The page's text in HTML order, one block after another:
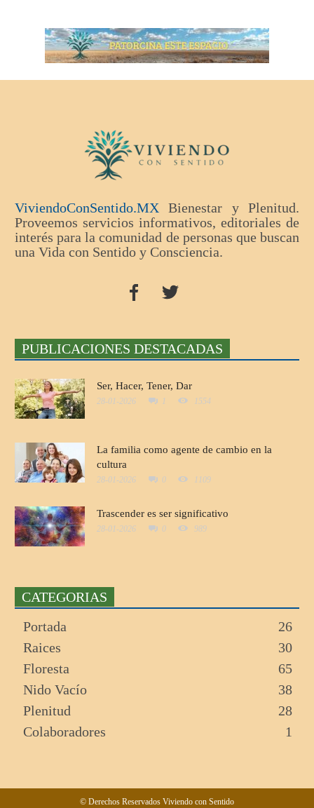
ViviendoConSentido.MX Bienestar y Plenitud.
Proveemos servicios informativos, editoriales de
interés para la comunidad de personas que buscan
una Vida con Sentido y Consciencia.
PUBLICACIONES DESTACADAS
Ser, Hacer, Tener, Dar
28-01-2026 1 1554
La familia como agente de cambio en la
cultura
28-01-2026 0 1109
Trascender es ser significativo
28-01-2026 0 989
CATEGORIAS
Portada
26
Raices
30
Floresta
65
Nido Vacío
38
Plenitud
28
Colaboradores
1
© Derechos Reservados Viviendo con Sentido